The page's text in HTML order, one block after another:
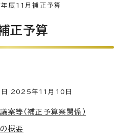
度11月補正予算
正予算
2025年11月10日
等（補正予算案関係）
概要